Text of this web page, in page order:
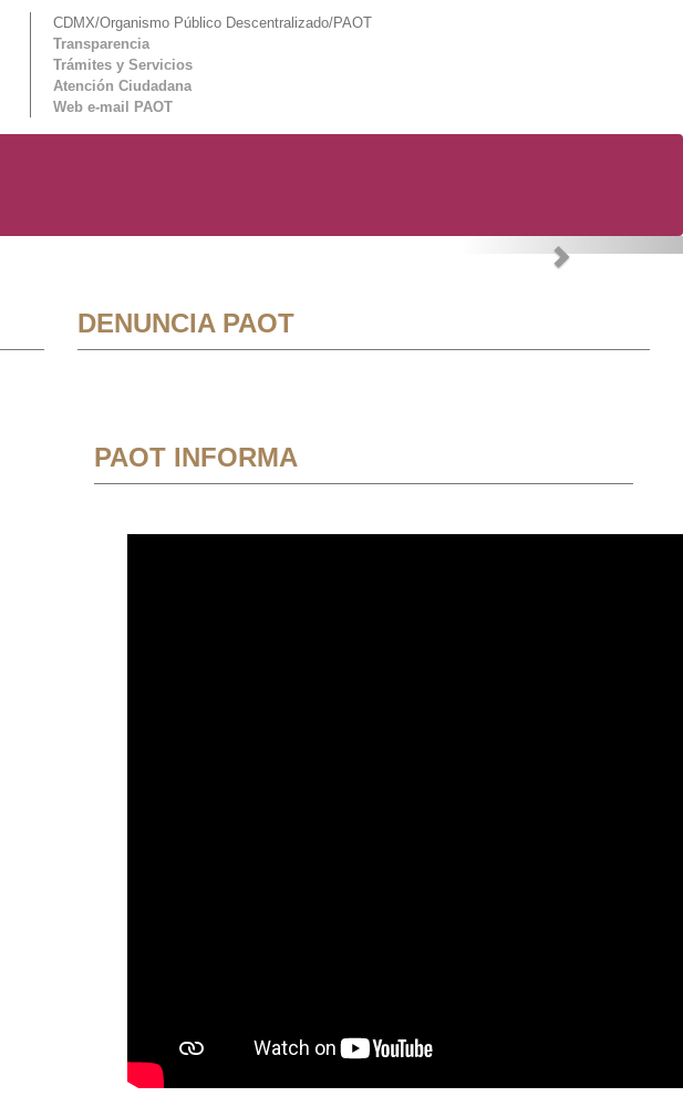
CDMX/Organismo Público Descentralizado/PAOT
Transparencia
Trámites y Servicios
Atención Ciudadana
Web e-mail PAOT
Next
DENUNCIA PAOT
PAOT INFORMA